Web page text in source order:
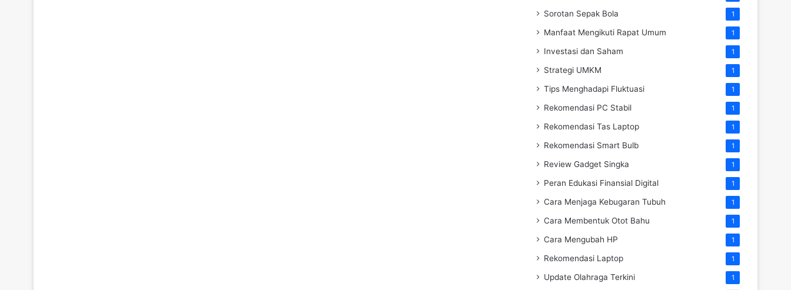
Sorotan Sepak Bola 1
Manfaat Mengikuti Rapat Umum 1
Investasi dan Saham 1
Strategi UMKM 1
Tips Menghadapi Fluktuasi 1
Rekomendasi PC Stabil 1
Rekomendasi Tas Laptop 1
Rekomendasi Smart Bulb 1
Review Gadget Singka 1
Peran Edukasi Finansial Digital 1
Cara Menjaga Kebugaran Tubuh 1
Cara Membentuk Otot Bahu 1
Cara Mengubah HP 1
Rekomendasi Laptop 1
Update Olahraga Terkini 1